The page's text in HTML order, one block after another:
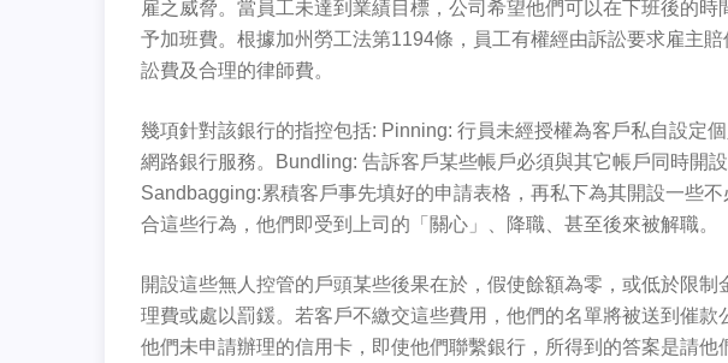
雇之威脅。當員工未達到業績目標，公司希望他們可以在下班後的
予加班費。根據加州勞工法第1194條，員工有權經由訴訟要求雇主
訟費及合理的律師費。
幾項針對該銀行的指控包括: Pinning: 行員未經授權為客戶私自設定
網路銀行服務。Bundling: 告訴客戶某些帳戶必須與其它帳戶同時開
Sandbagging:累積客戶事先填好的申請表格，再私下為其開設一些
合這些行為，他們即受到上司的「關心」、降職、甚至後來被解職。
開設這些無人控管的戶頭某些後果在於，假使餘額為零，或低於限制
理費或處以罰鍰。若客戶不繳交這些費用，他們的名單將被送到催款
他們未申請辦理的信用卡，即使他們聯繫銀行，所得到的答案是請他